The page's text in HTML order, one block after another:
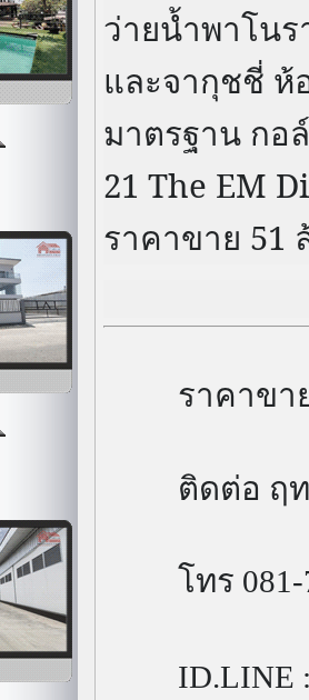
ว่ายน้ำพาโน
และจากุชชี่ ห้
มาตรฐาน กอ
21 The EM
ราคาขาย 51
ราคาขา
ติดต่อ ฤ
โทร
ID.LINE